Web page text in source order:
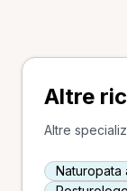
Altre
Altre
Naturopata